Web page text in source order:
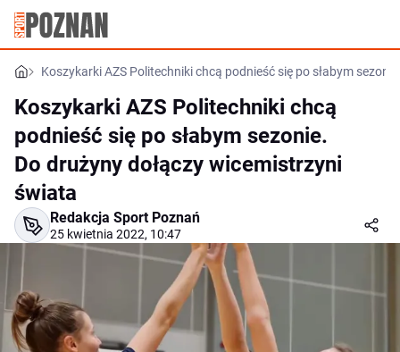
Koszykarki AZS Politechniki chcą podnieść się po słabym
Koszykarki AZS Politechniki chcą
podnieść się po słabym sezonie.
Do drużyny dołączy wicemistrzyni
świata
Redakcja Sport Poznań
25 kwietnia 2022, 10:47